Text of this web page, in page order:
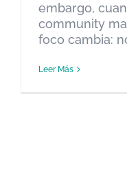
embargo,
community
foco cambia:
Leer Más